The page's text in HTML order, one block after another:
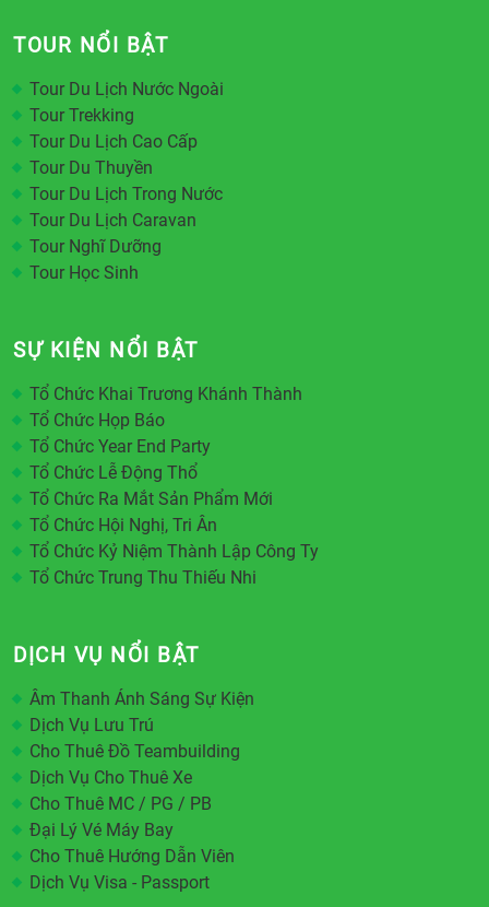
TOUR NỔI BẬT
Tour Du Lịch Nước Ngoài
Tour Trekking
Tour Du Lịch Cao Cấp
Tour Du Thuyền
Tour Du Lịch Trong Nước
Tour Du Lịch Caravan
Tour Nghĩ Dưỡng
Tour Học Sinh
SỰ KIỆN NỔI BẬT
Tổ Chức Khai Trương Khánh Thành
Tổ Chức Họp Báo
Tổ Chức Year End Party
Tổ Chức Lễ Động Thổ
Tổ Chức Ra Mắt Sản Phẩm Mới
Tổ Chức Hội Nghị, Tri Ân
Tổ Chức Kỷ Niệm Thành Lập Công Ty
Tổ Chức Trung Thu Thiếu Nhi
DỊCH VỤ NỔI BẬT
Âm Thanh Ánh Sáng Sự Kiện
Dịch Vụ Lưu Trú
Cho Thuê Đồ Teambuilding
Dịch Vụ Cho Thuê Xe
Cho Thuê MC / PG / PB
Đại Lý Vé Máy Bay
Cho Thuê Hướng Dẫn Viên
Dịch Vụ Visa - Passport